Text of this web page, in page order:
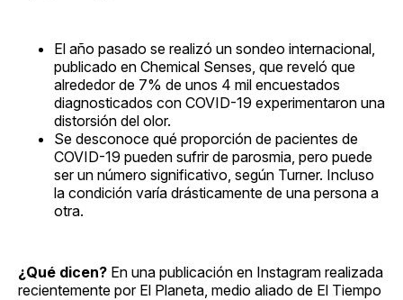
El año pasado se realizó un sondeo internacional,
publicado en Chemical Senses, que reveló que
alrededor de 7% de unos 4 mil encuestados
diagnosticados con COVID-19 experimentaron una
distorsión del olor.
Se desconoce qué proporción de pacientes de
COVID-19 pueden sufrir de parosmia, pero puede
ser un número significativo, según Turner. Incluso
la condición varía drásticamente de una persona a
otra.
¿Qué dicen? En una publicación en Instagram realizada
recientemente por El Planeta, medio aliado de El Tiempo